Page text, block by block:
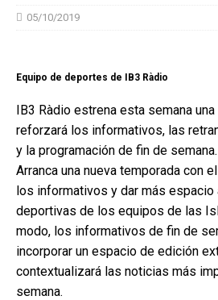
05/10/2019
Equipo de deportes de IB3 Ràdio
IB3 Ràdio estrena esta semana
reforzará los informativos, las
y la programación de fin de semana.
Arranca una nueva temporada con
los informativos y dar más
deportivas de los equipos de las
modo, los informativos de fin de
incorporar un espacio de edición
contextualizará las noticias más
semana.